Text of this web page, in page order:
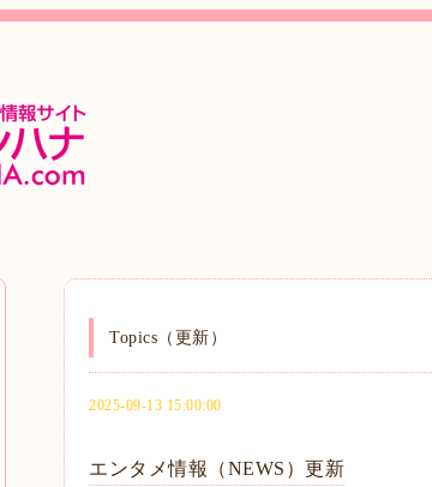
Topics（更新）
2025-09-13 15:00:00
エンタメ情報（NEWS）更新